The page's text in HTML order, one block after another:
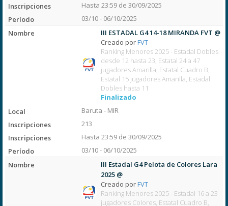
Hasta 23:59 de 30/09/2025
03/10 - 06/10/2025
III ESTADAL G4 14-18 MIRANDA FVT @
Creado porFVT
Ranking Menores 2025 - Estadal Dobles
desde 12 hasta 23, Estatal 24 a 47
jugadores Amarilla, Estatal Cuadro B,
Estatal 15 jugadores Amarilla, Estadal
Dobles hasta 11
Finalizado
Baruta - MIR
213
Hasta 23:59 de 30/09/2025
03/10 - 06/10/2025
III Estadal G4 Pelota de Colores Lara
2025 @
Creado porFVT
Ranking Menores 2025 - Estadal 16 a 23
jugadores Colores, Estatal Cuadro B,